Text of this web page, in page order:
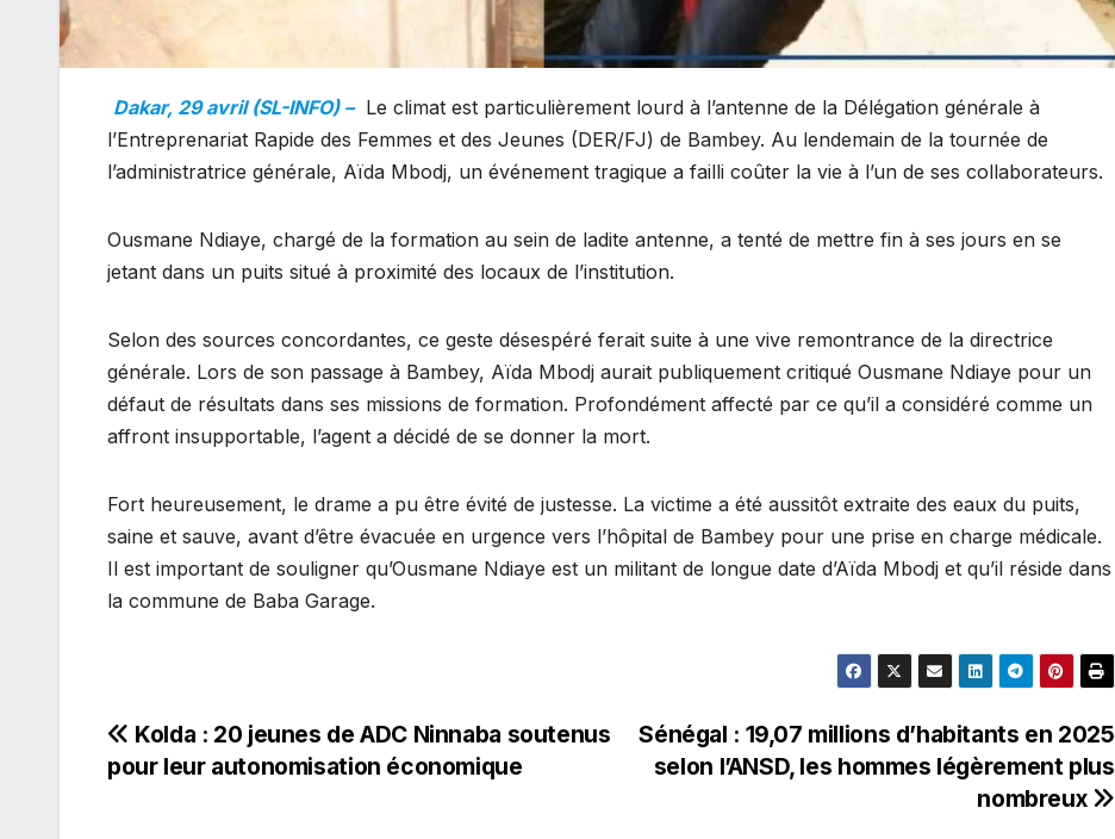
Dakar, 29 avril (SL-INFO) – Le climat est particulièrement lourd à l’antenne de la Délégation générale à
l’Entreprenariat Rapide des Femmes et des Jeunes (DER/FJ) de Bambey. Au lendemain de la tournée de
l’administratrice générale, Aïda Mbodj, un événement tragique a failli coûter la vie à l’un de ses collaborateurs.
Ousmane Ndiaye, chargé de la formation au sein de ladite antenne, a tenté de mettre fin à ses jours en se
jetant dans un puits situé à proximité des locaux de l’institution.
Selon des sources concordantes, ce geste désespéré ferait suite à une vive remontrance de la directrice
générale. Lors de son passage à Bambey, Aïda Mbodj aurait publiquement critiqué Ousmane Ndiaye pour un
défaut de résultats dans ses missions de formation. Profondément affecté par ce qu’il a considéré comme un
affront insupportable, l’agent a décidé de se donner la mort.
Fort heureusement, le drame a pu être évité de justesse. La victime a été aussitôt extraite des eaux du puits,
saine et sauve, avant d’être évacuée en urgence vers l’hôpital de Bambey pour une prise en charge médicale.
Il est important de souligner qu’Ousmane Ndiaye est un militant de longue date d’Aïda Mbodj et qu’il réside dans
la commune de Baba Garage.
Navigation
de
Sénégal : 19,07 millions d’habitants en 2025
selon l’ANSD, les hommes légèrement plus
nombreux
Kolda : 20 jeunes de ADC Ninnaba soutenus
pour leur autonomisation économique